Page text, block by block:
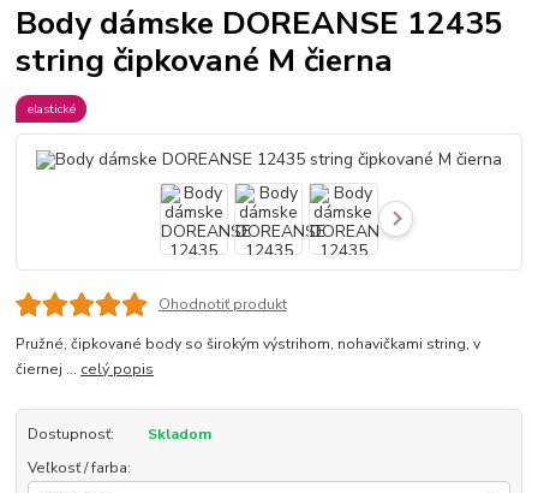
Body dámske DOREANSE 12435
string čipkované M čierna
elastické
Ohodnotiť produkt
Pružné, čipkované body so širokým výstrihom, nohavičkami string, v
čiernej ... celý popis
Dostupnosť:
Skladom
Veľkosť / farba: